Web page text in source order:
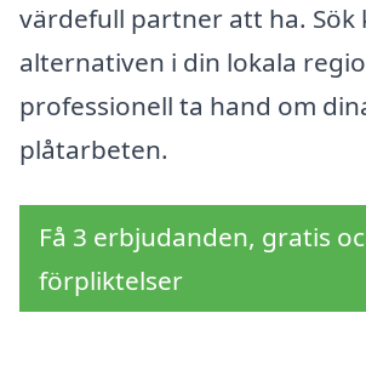
värdefull partner att ha. Sök
alternativen i din lokala
professionell ta hand om
plåtarbeten.
Få 3 erbjudanden, gratis
förpliktelser